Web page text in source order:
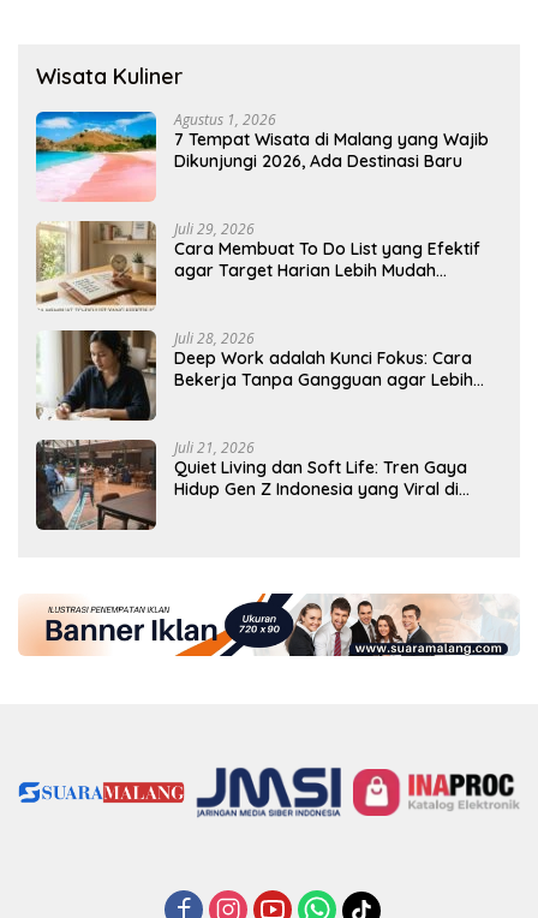
Wisata Kuliner
Agustus 1, 2026
7 Tempat Wisata di Malang yang Wajib
Dikunjungi 2026, Ada Destinasi Baru
Juli 29, 2026
Cara Membuat To Do List yang Efektif
agar Target Harian Lebih Mudah
Juli 28, 2026
Deep Work adalah Kunci Fokus: Cara
Bekerja Tanpa Gangguan agar Lebih
Juli 21, 2026
Quiet Living dan Soft Life: Tren Gaya
Hidup Gen Z Indonesia yang Viral di